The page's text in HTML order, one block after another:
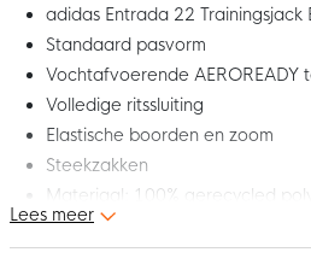
adidas Entrada 22 Trainingsjack
Standaard pasvorm
Vochtafvoerende AEROREADY
Volledige ritssluiting
Elastische boorden en zoom
Steekzakken
Materiaal: 100% gerecycled
Lees meer